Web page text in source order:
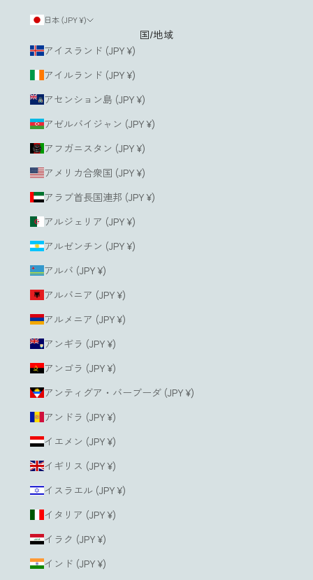
日本 (JPY ¥)
国/地域
アイスランド (JPY ¥)
アイルランド (JPY ¥)
アセンション島 (JPY ¥)
アゼルバイジャン (JPY ¥)
アフガニスタン (JPY ¥)
アメリカ合衆国 (JPY ¥)
アラブ首長国連邦 (JPY ¥)
アルジェリア (JPY ¥)
アルゼンチン (JPY ¥)
アルバ (JPY ¥)
アルバニア (JPY ¥)
アルメニア (JPY ¥)
アンギラ (JPY ¥)
アンゴラ (JPY ¥)
アンティグア・バーブーダ (JPY ¥)
アンドラ (JPY ¥)
イエメン (JPY ¥)
イギリス (JPY ¥)
イスラエル (JPY ¥)
イタリア (JPY ¥)
イラク (JPY ¥)
インド (JPY ¥)